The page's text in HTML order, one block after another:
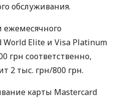
обслуживания.
ежемесячного
Elite и Visa Platinum
грн соответственно,
2 тыс. грн/800 грн.
карты Mastercard